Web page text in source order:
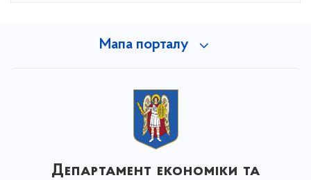
Мапа порталу
Департамент економіки та